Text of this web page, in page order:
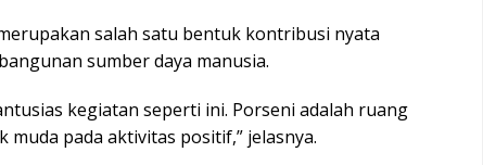
salah satu bentuk kontribusi nyata
sumber daya manusia.
kegiatan seperti ini. Porseni adalah ruang
pada aktivitas positif,” jelasnya.